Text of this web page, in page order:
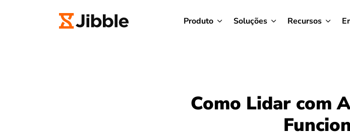
Produto Soluções Recursos
Como Lidar com